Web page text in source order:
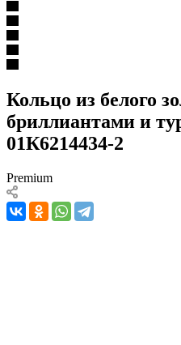
Кольцо из белого
бриллиантами и
01К6214434-2
Premium